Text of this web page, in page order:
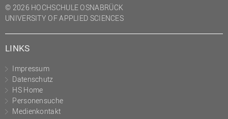
© 2026 HOCHSCHULE OSNABRÜCK
UNIVERSITY OF APPLIED SCIENCES
LINKS
Impressum
Datenschutz
HS Home
Personensuche
Medienkontakt